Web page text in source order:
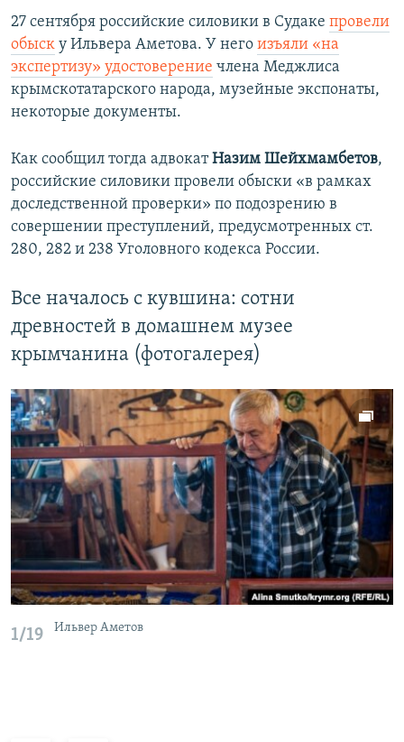
27 сентября российские силовики в Судаке провели
обыск у Ильвера Аметова. У него изъяли «на
экспертизу» удостоверение члена Меджлиса
крымскотатарского народа, музейные экспонаты,
некоторые документы.
Как сообщил тогда адвокатНазим Шейхмамбетов,
российские силовики провели обыски «в рамках
доследственной проверки» по подозрению в
совершении преступлений, предусмотренных ст.
280, 282 и 238 Уголовного кодекса России.
Все началось с кувшина: сотни
древностей в домашнем музее
крымчанина (фотогалерея)
1/19 Ильвер Аметов